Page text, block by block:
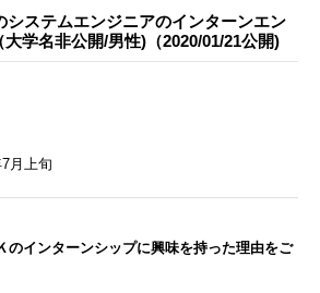
システムエンジニアのインターンエン
大学名非公開/男性)（2020/01/21公開)
月上旬
のインターンシップに興味を持った理由をご